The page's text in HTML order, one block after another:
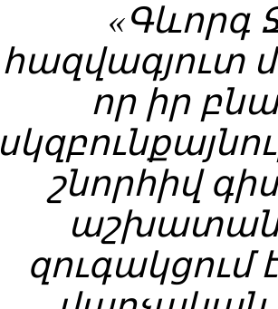
«Գևորգ
հազվագյուտ
որ իր
շնորհիվ